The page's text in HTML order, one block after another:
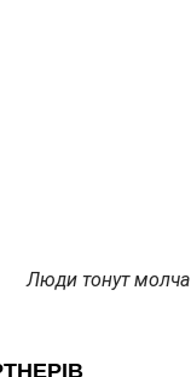
Люди тонут молча